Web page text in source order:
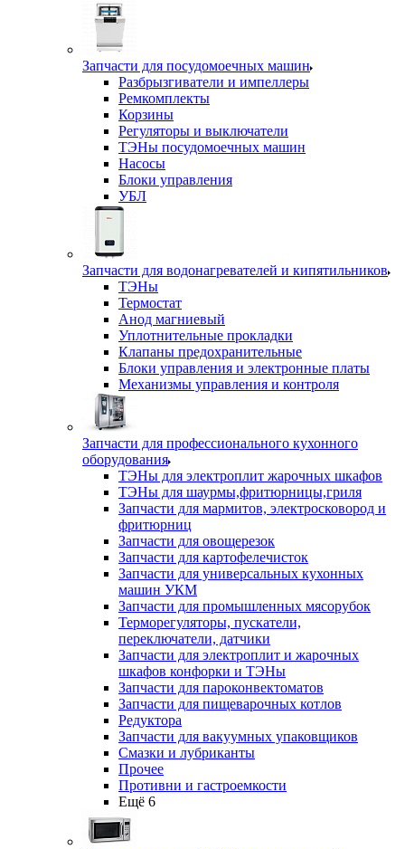
Запчасти для посудомоечных машин
Разбрызгиватели и импеллеры
Ремкомплекты
Корзины
Регуляторы и выключатели
ТЭНы посудомоечных машин
Насосы
Блоки управления
УБЛ
Запчасти для водонагревателей и кипятильников
ТЭНы
Термостат
Анод магниевый
Уплотнительные прокладки
Клапаны предохранительные
Блоки управления и электронные платы
Механизмы управления и контроля
Запчасти для профессионального кухонного
оборудования
ТЭНы для электроплит жарочных шкафов
ТЭНы для шаурмы,фритюрницы,гриля
Запчасти для мармитов, электросковород и
фритюрниц
Запчасти для овощерезок
Запчасти для картофелечисток
Запчасти для универсальных кухонных
машин УКМ
Запчасти для промышленных мясорубок
Терморегуляторы, пускатели,
переключатели, датчики
Запчасти для электроплит и жарочных
шкафов конфорки и ТЭНы
Запчасти для пароконвектоматов
Запчасти для пищеварочных котлов
Редуктора
Запчасти для вакуумных упаковщиков
Смазки и лубриканты
Прочее
Противни и гастроемкости
Ещё 6